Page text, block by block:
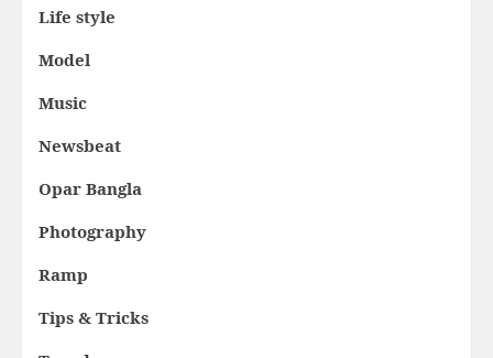
Life style
Model
Music
Newsbeat
Opar Bangla
Photography
Ramp
Tips & Tricks